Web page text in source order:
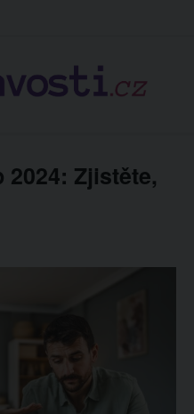
Zjistěte,